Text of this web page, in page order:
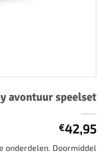
avontuur speelset
€42,95
onderdelen. Doormiddel